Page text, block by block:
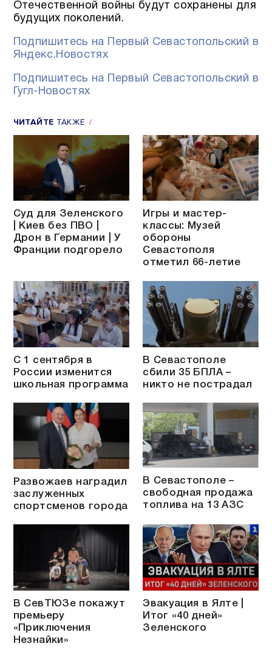
Отечественной войны будут сохранены для
будущих поколений.
Подпишитесь на Первый Севастопольский в
Яндекс.Новостях
Подпишитесь на Первый Севастопольский в
Гугл-Новостях
ЧИТАЙТЕ ТАКЖЕ
Суд для Зеленского
| Киев без ПВО |
Дрон в Германии | У
Франции подгорело
Игры и мастер-
классы: Музей
обороны
Севастополя
отметил 66-летие
С 1 сентября в
России изменится
школьная программа
В Севастополе
сбили 35 БПЛА –
никто не пострадал
Развожаев наградил
заслуженных
спортсменов города
В Севастополе –
свободная продажа
топлива на 13 АЗС
В СевТЮЗе покажут
премьеру
«Приключения
Незнайки»
Эвакуация в Ялте |
Итог «40 дней»
Зеленского